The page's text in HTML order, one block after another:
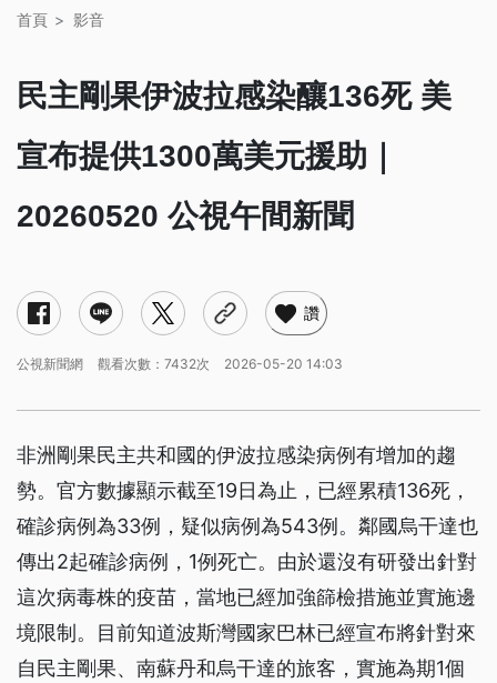
首頁 影音
民主剛果伊波拉感染釀136死 美
宣布提供1300萬美元援助｜
20260520 公視午間新聞
讚
公視新聞網 觀看次數：7432次 2026-05-20 14:03
非洲剛果民主共和國的伊波拉感染病例有增加的趨
勢。官方數據顯示截至19日為止，已經累積136死，
確診病例為33例，疑似病例為543例。鄰國烏干達也
傳出2起確診病例，1例死亡。由於還沒有研發出針對
這次病毒株的疫苗，當地已經加強篩檢措施並實施邊
境限制。目前知道波斯灣國家巴林已經宣布將針對來
自民主剛果、南蘇丹和烏干達的旅客，實施為期1個